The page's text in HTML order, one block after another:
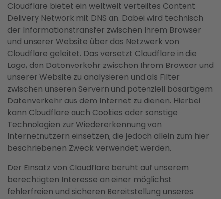
Cloudflare bietet ein weltweit verteiltes Content
Delivery Network mit DNS an. Dabei wird technisch
der Informationstransfer zwischen Ihrem Browser
und unserer Website über das Netzwerk von
Cloudflare geleitet. Das versetzt Cloudflare in die
Lage, den Datenverkehr zwischen Ihrem Browser und
unserer Website zu analysieren und als Filter
zwischen unseren Servern und potenziell bösartigem
Datenverkehr aus dem Internet zu dienen. Hierbei
kann Cloudflare auch Cookies oder sonstige
Technologien zur Wiedererkennung von
Internetnutzern einsetzen, die jedoch allein zum hier
beschriebenen Zweck verwendet werden.
Der Einsatz von Cloudflare beruht auf unserem
berechtigten Interesse an einer möglichst
fehlerfreien und sicheren Bereitstellung unseres